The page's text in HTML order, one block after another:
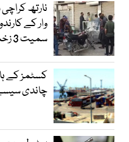
نارتھ
وار کے
سمیت 3 زخمی
چاندی